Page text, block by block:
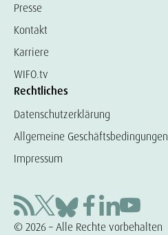
Presse
Kontakt
Karriere
WIFO.tv
Rechtliches
Datenschutzerklärung
Allgemeine Geschäftsbedingungen
Impressum
© 2026 – Alle Rechte vorbehalten